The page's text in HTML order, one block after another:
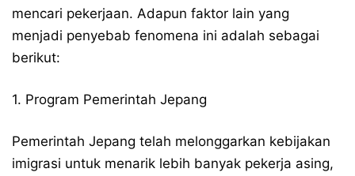
mencari pekerjaan. Adapun faktor lain yang
menjadi penyebab fenomena ini adalah sebagai
berikut:
1. Program Pemerintah Jepang
Pemerintah Jepang telah melonggarkan kebijakan
imigrasi untuk menarik lebih banyak pekerja asing,